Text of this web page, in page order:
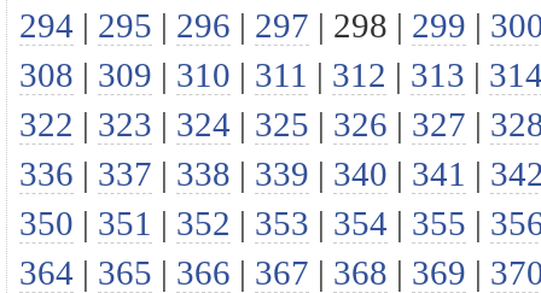
294 | 295 | 296 | 297 | 298 | 299 |
308 | 309 | 310 | 311 | 312 | 313 |
322 | 323 | 324 | 325 | 326 | 327 |
336 | 337 | 338 | 339 | 340 | 341 |
350 | 351 | 352 | 353 | 354 | 355 |
364 | 365 | 366 | 367 | 368 | 369 |